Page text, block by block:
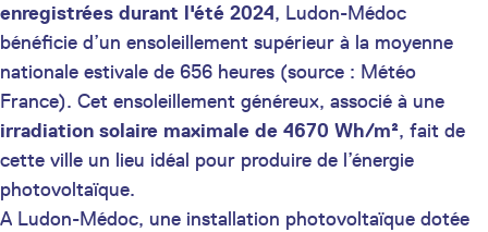
enregistrées durant l'été 2024, Ludon-Médoc
bénéficie d’un ensoleillement supérieur à la moyenne
nationale estivale de 656 heures (source : Météo
France). Cet ensoleillement généreux, associé à une
irradiation solaire maximale de 4670 Wh/m², fait de
cette ville un lieu idéal pour produire de l’énergie
photovoltaïque.
A Ludon-Médoc, une installation photovoltaïque dotée